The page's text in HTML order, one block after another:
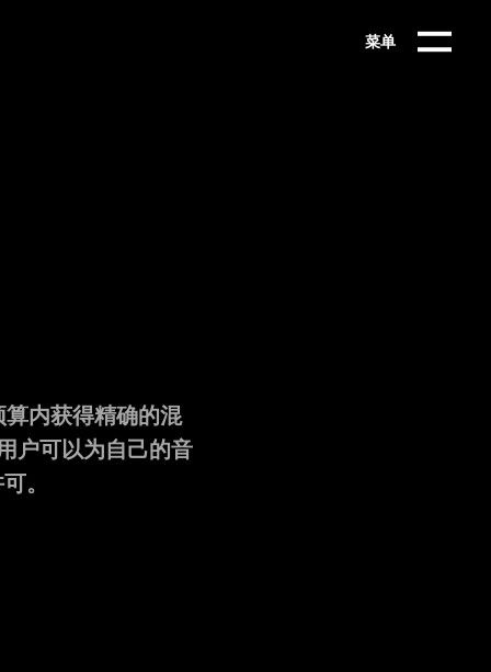
菜单
内获得精确的混
户可以为自己的音
。